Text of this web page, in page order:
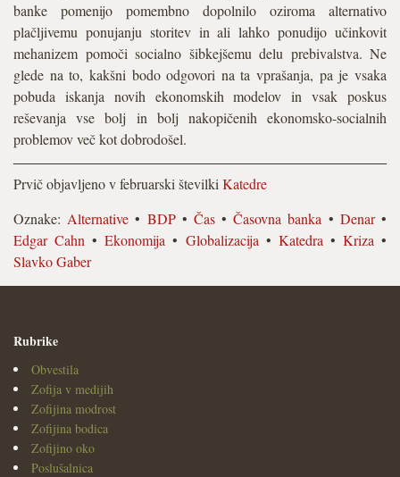
banke pomenijo pomembno dopolnilo oziroma alternativo
plačljivemu ponujanju storitev in ali lahko ponudijo učinkovit
mehanizem pomoči socialno šibkejšemu delu prebivalstva. Ne
glede na to, kakšni bodo odgovori na ta vprašanja, pa je vsaka
pobuda iskanja novih ekonomskih modelov in vsak poskus
reševanja vse bolj in bolj nakopičenih ekonomsko-socialnih
problemov več kot dobrodošel.
Prvič objavljeno v februarski številki Katedre
Oznake: Alternative • BDP• Čas•Časovna banka • Denar•
Edgar Cahn •Ekonomija • Globalizacija • Katedra • Kriza •
Slavko Gaber
Rubrike
Obvestila
Zofija v medijih
Zofijina modrost
Zofijina bodica
Zofijino oko
Poslušalnica